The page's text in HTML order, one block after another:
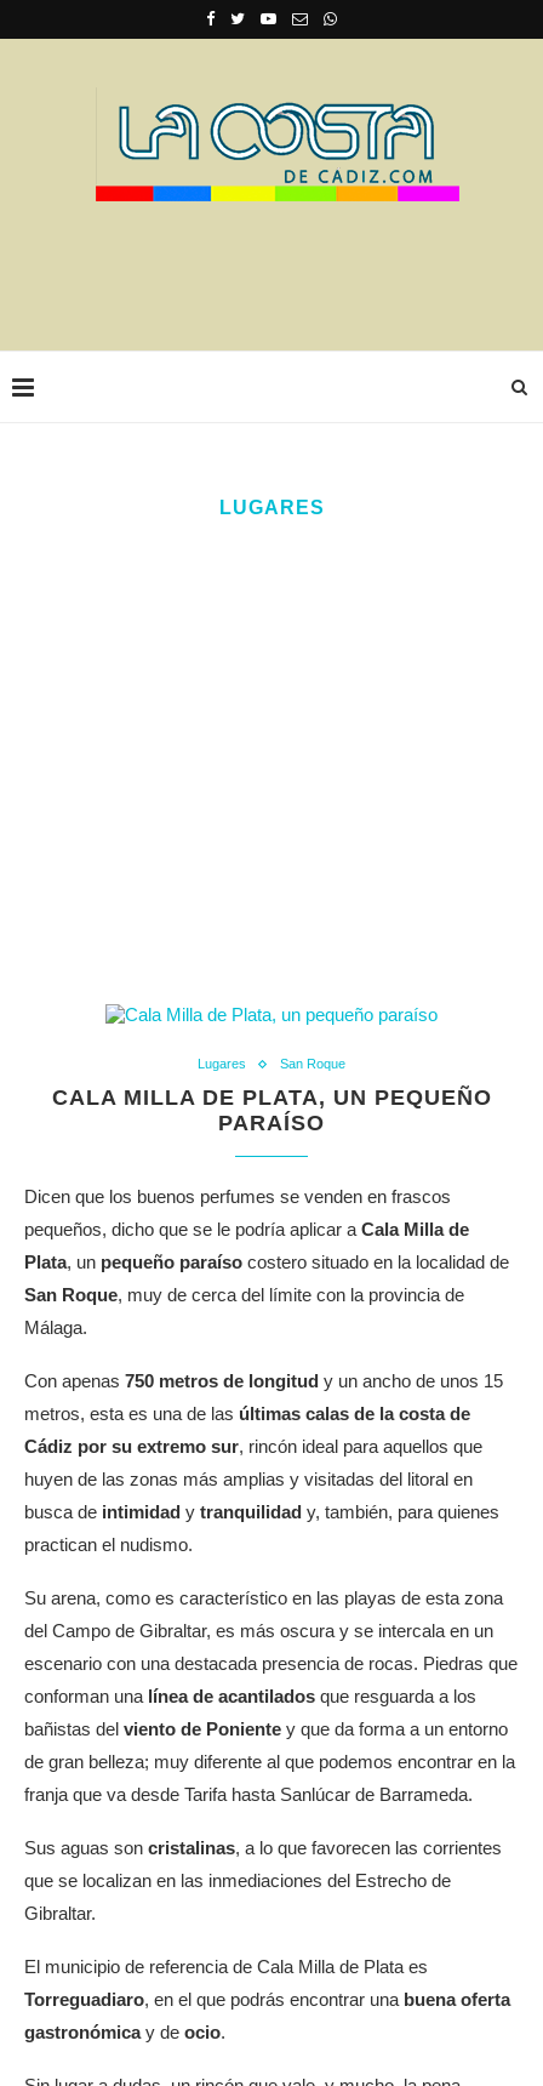
LUGARES
Lugares San Roque
CALA MILLA DE PLATA, UN PEQUEÑO
PARAÍSO
Dicen que los buenos perfumes se venden en frascos
pequeños, dicho que se le podría aplicar a Cala Milla de
Plata, un pequeño paraíso costero situado en la localidad de
San Roque, muy de cerca del límite con la provincia de
Málaga.
Con apenas 750 metros de longitud y un ancho de unos 15
metros, esta es una de las últimas calas de la costa de
Cádiz por su extremo sur, rincón ideal para aquellos que
huyen de las zonas más amplias y visitadas del litoral en
busca de intimidad y tranquilidad y, también, para quienes
practican el nudismo.
Su arena, como es característico en las playas de esta zona
del Campo de Gibraltar, es más oscura y se intercala en un
escenario con una destacada presencia de rocas. Piedras que
conforman una línea de acantilados que resguarda a los
bañistas del viento de Poniente y que da forma a un entorno
de gran belleza; muy diferente al que podemos encontrar en la
franja que va desde Tarifa hasta Sanlúcar de Barrameda.
Sus aguas son cristalinas, a lo que favorecen las corrientes
que se localizan en las inmediaciones del Estrecho de
Gibraltar.
El municipio de referencia de Cala Milla de Plata es
Torreguadiaro, en el que podrás encontrar una buena oferta
gastronómicay de ocio.